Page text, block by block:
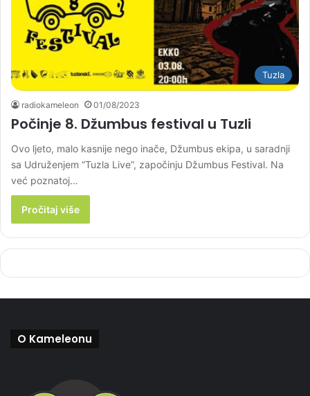
Tuzla
radiokameleon 01/08/2023
Počinje 8. Džumbus festival u Tuzli
Ovo ljeto, malo kasnije nego inače, Džumbus ekipa, u saradnji
sa Udruženjem “Tuzla Live”, započinju Džumbus Festival. Na
već poznatoj…
Pročitaj više
O Kameleonu